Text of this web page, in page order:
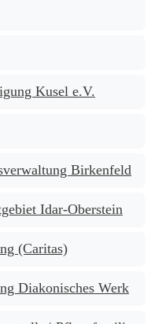
Kusel e.V.
Birkenfeld
Idar-Oberstein
(Caritas)
Diakonisches Werk